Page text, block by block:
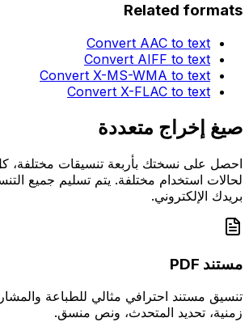
Related formats
Convert AAC to text
Convert AIFF to text
Convert X-MS-WMA to text
Convert X-FLAC to text
صيغ إخراج متعددة
احصل على نسختك بأربعة تنسيقات مختلفة،
لحالات استخدام مختلفة. يتم تسليم جميع
بريدك الإلكتروني.
مستند PDF
تنسيق مستند احترافي مثالي للطباعة
زمنية، تحديد المتحدث، ونص منسق.